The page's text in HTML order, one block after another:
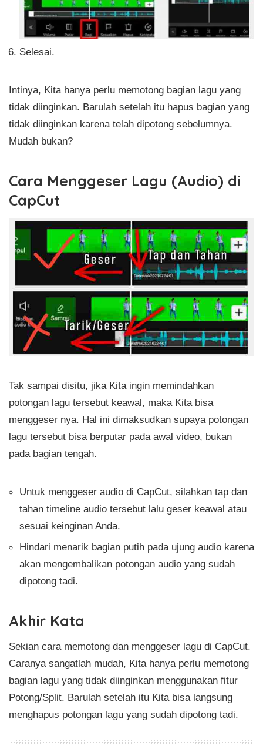
Selesai.
Intinya, Kita hanya perlu memotong bagian lagu yang
tidak diinginkan. Barulah setelah itu hapus bagian yang
tidak diinginkan karena telah dipotong sebelumnya.
Mudah bukan?
Cara Menggeser Lagu (Audio) di
CapCut
Tak sampai disitu, jika Kita ingin memindahkan
potongan lagu tersebut keawal, maka Kita bisa
menggeser nya. Hal ini dimaksudkan supaya potongan
lagu tersebut bisa berputar pada awal video, bukan
pada bagian tengah.
Untuk menggeser audio di CapCut, silahkan tap dan
tahan timeline audio tersebut lalu geser keawal atau
sesuai keinginan Anda.
Hindari menarik bagian putih pada ujung audio karena
akan mengembalikan potongan audio yang sudah
dipotong tadi.
Akhir Kata
Sekian cara memotong dan menggeser lagu di CapCut.
Caranya sangatlah mudah, Kita hanya perlu memotong
bagian lagu yang tidak diinginkan menggunakan fitur
Potong/Split. Barulah setelah itu Kita bisa langsung
menghapus potongan lagu yang sudah dipotong tadi.